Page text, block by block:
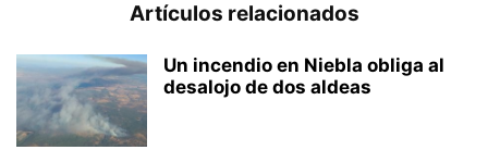
Artículos relacionados
Un incendio en Niebla obliga al
desalojo de dos aldeas